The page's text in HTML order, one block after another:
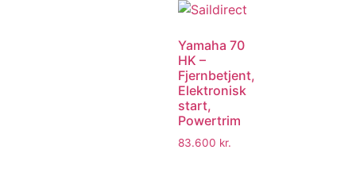
Yamaha 70
HK –
Fjernbetjent,
Elektronisk
start,
Powertrim
83.600 kr.